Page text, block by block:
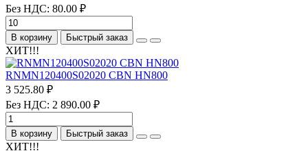
Без НДС: 80.00 ₽
В корзину Быстрый заказ
ХИТ!!!
RNMN120400S02020 CBN HN800
3 525.80 ₽
Без НДС: 2 890.00 ₽
В корзину Быстрый заказ
ХИТ!!!